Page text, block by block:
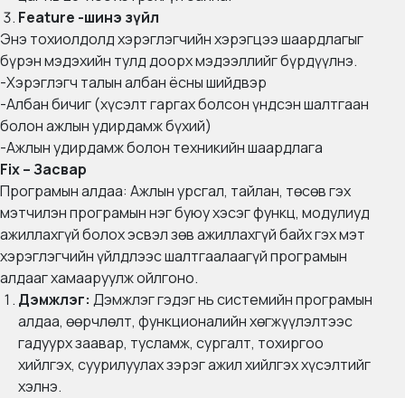
Feature -шинэ зүйл
Энэ тохиолдолд хэрэглэгчийн хэрэгцээ шаардлагыг
бүрэн мэдэхийн тулд доорх мэдээллийг бүрдүүлнэ.
-Хэрэглэгч талын албан ёсны шийдвэр
-Албан бичиг (хүсэлт гаргах болсон үндсэн шалтгаан
болон ажлын удирдамж бүхий)
-Ажлын удирдамж болон техникийн шаардлага
Fix – Засвар
Програмын алдаа: Ажлын урсгал, тайлан, төсөв гэх
мэтчилэн програмын нэг буюу хэсэг функц, модулиуд
ажиллахгүй болох эсвэл зөв ажиллахгүй байх гэх мэт
хэрэглэгчийн үйлдлээс шалтгаалаагүй програмын
алдааг хамааруулж ойлгоно.
Дэмжлэг: Дэмжлэг гэдэг нь системийн програмын
алдаа, өөрчлөлт, функционалийн хөгжүүлэлтээс
гадуурх заавар, тусламж, сургалт, тохиргоо
хийлгэх, суурилуулах зэрэг ажил хийлгэх хүсэлтийг
хэлнэ.